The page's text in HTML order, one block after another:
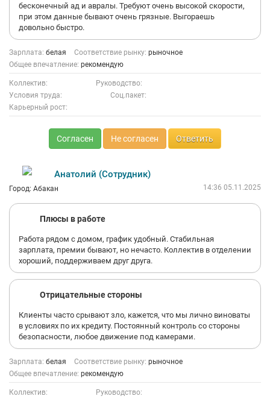
бесконечный ад и авралы. Требуют очень высокой скорости,
при этом данные бывают очень грязные. Выгораешь
довольно быстро.
Зарплата: белая Соответствие рынку: рыночное
Общее впечатление: рекомендую
Коллектив:
Руководство:
Условия труда:
Соц.пакет:
Карьерный рост:
Согласен Не согласен Ответить
Анатолий (Сотрудник)
Город: Абакан 14:36 05.11.2025
Плюсы в работе
Работа рядом с домом, график удобный. Стабильная
зарплата, премии бывают, но нечасто. Коллектив в отделении
хороший, поддерживаем друг друга.
Отрицательные стороны
Клиенты часто срывают зло, кажется, что мы лично виноваты
в условиях по их кредиту. Постоянный контроль со стороны
безопасности, любое движение под камерами.
Зарплата: белая Соответствие рынку: рыночное
Общее впечатление: рекомендую
Коллектив:
Руководство: